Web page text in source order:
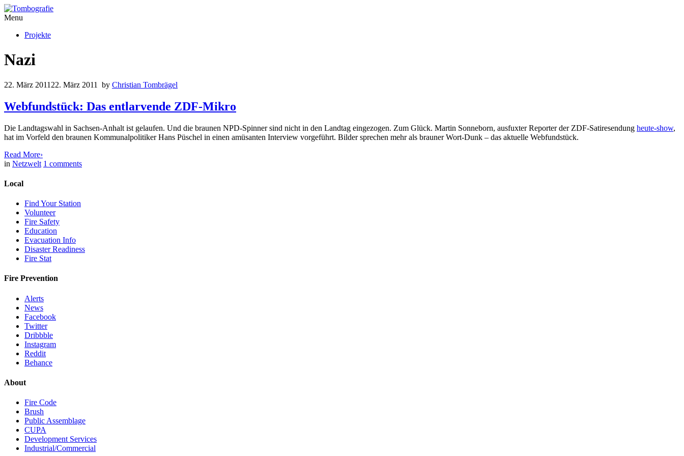
Menu
Projekte
Nazi
22. März 2011 22. März 2011 by Christian Tombrägel
Webfundstück: Das entlarvende ZDF-Mikro
Die Landtagswahl in Sachsen-Anhalt ist gelaufen. Und die braunen NPD-Spinner sind nicht in den Landtag eingezogen. Zum Glück. Martin Sonneborn, ausfuxter Reporter der ZDF-Satiresendung heute-show,
hat im Vorfeld den braunen Kommunalpolitiker Hans Püschel in einen amüsanten Interview vorgeführt. Bilder sprechen mehr als brauner Wort-Dunk – das aktuelle Webfundstück.
Read More›
in Netzwelt 1 comments
Local
Find Your Station
Volunteer
Fire Safety
Education
Evacuation Info
Disaster Readiness
Fire Stat
Fire Prevention
Alerts
News
Facebook
Twitter
Dribbble
Instagram
Reddit
Behance
About
Fire Code
Brush
Public Assemblage
CUPA
Development Services
Industrial/Commercial